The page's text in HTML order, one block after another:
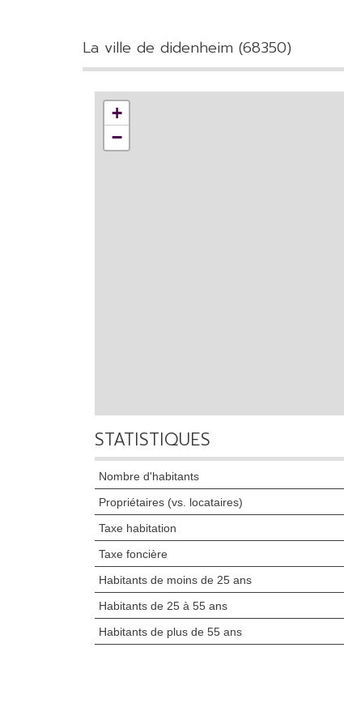
la ville de didenheim (68350)
+
−
STATISTIQUES
Nombre d'habitants
Propriétaires (vs. locataires)
Taxe habitation
Taxe foncière
Habitants de moins de 25 ans
Habitants de 25 à 55 ans
Habitants de plus de 55 ans